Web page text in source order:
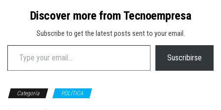
Discover more from Tecnoempresa
Subscribe to get the latest posts sent to your email.
Type your email…
Suscribirse
Categoría POLÍTICA